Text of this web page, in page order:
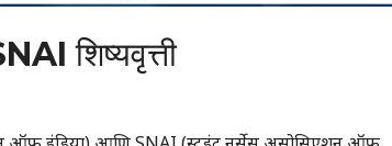
शिष्यवृत्ती